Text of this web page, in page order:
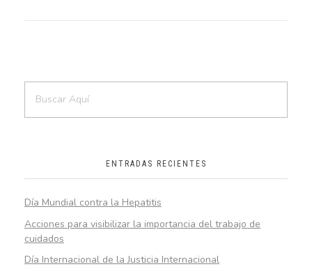
ENTRADAS RECIENTES
Día Mundial contra la Hepatitis
Acciones para visibilizar la importancia del trabajo de
cuidados
Día Internacional de la Justicia Internacional